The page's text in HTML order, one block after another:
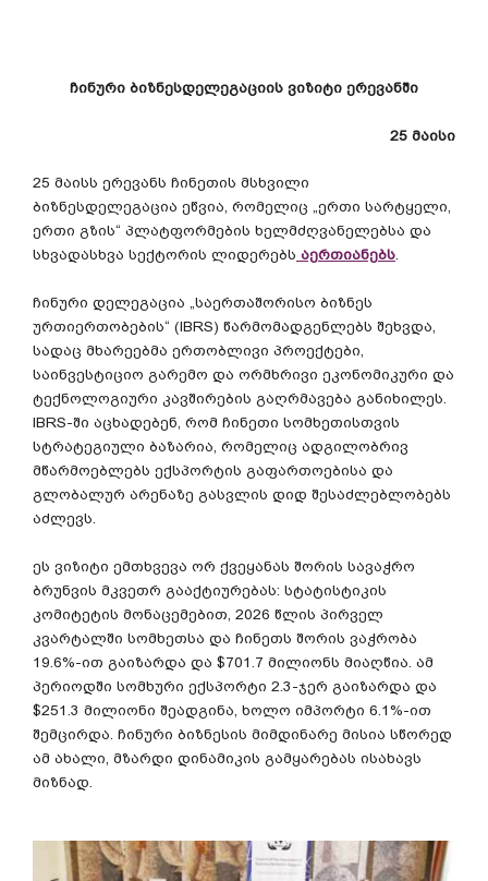
ჩინური ბიზნესდელეგაციის ვიზიტი ერევანში
25 მაისი
25 მაისს ერევანს ჩინეთის მსხვილი
ბიზნესდელეგაცია ეწვია, რომელიც „ერთი სარტყელი,
ერთი გზის“ პლატფორმების ხელმძღვანელებსა და
სხვადასხვა სექტორის ლიდერებს აერთიანებს.
ჩინური დელეგაცია „საერთაშორისო ბიზნეს
ურთიერთობების“ (IBRS) წარმომადგენლებს შეხვდა,
სადაც მხარეებმა ერთობლივი პროექტები,
საინვესტიციო გარემო და ორმხრივი ეკონომიკური და
ტექნოლოგიური კავშირების გაღრმავება განიხილეს.
IBRS-ში აცხადებენ, რომ ჩინეთი სომხეთისთვის
სტრატეგიული ბაზარია, რომელიც ადგილობრივ
მწარმოებლებს ექსპორტის გაფართოებისა და
გლობალურ არენაზე გასვლის დიდ შესაძლებლობებს
აძლევს.
ეს ვიზიტი ემთხვევა ორ ქვეყანას შორის სავაჭრო
ბრუნვის მკვეთრ გააქტიურებას: სტატისტიკის
კომიტეტის მონაცემებით, 2026 წლის პირველ
კვარტალში სომხეთსა და ჩინეთს შორის ვაჭრობა
19.6%-ით გაიზარდა და $701.7 მილიონს მიაღწია. ამ
პერიოდში სომხური ექსპორტი 2.3-ჯერ გაიზარდა და
$251.3 მილიონი შეადგინა, ხოლო იმპორტი 6.1%-ით
შემცირდა. ჩინური ბიზნესის მიმდინარე მისია სწორედ
ამ ახალი, მზარდი დინამიკის გამყარებას ისახავს
მიზნად.